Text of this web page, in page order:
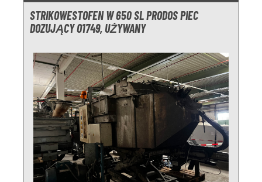
STRIKOWESTOFEN W 650 SL PRODOS PIEC
DOZUJĄCY O1749, UŻYWANY